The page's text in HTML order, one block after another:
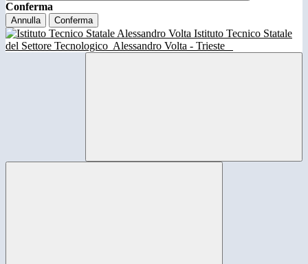
Conferma
Annulla Conferma
Istituto Tecnico Statale
del Settore Tecnologico Alessandro Volta - Trieste